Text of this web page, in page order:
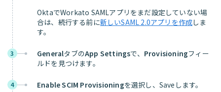
OktaでWorkato SAMLアプリをまだ設定していない場
合は、続行する前に新しいSAML 2.0アプリを作成しま
す。
3 GeneralタブのApp Settingsで、 Provisioningフィー
ルドを見つけます。
4 Enable SCIM Provisioningを選択し、Saveします。